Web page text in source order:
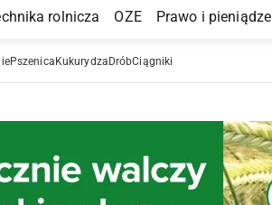
Main Navigation
Submenu
rolnicza OZE Prawo i pieniądze
Pszenica Kukurydza DróbCiągniki